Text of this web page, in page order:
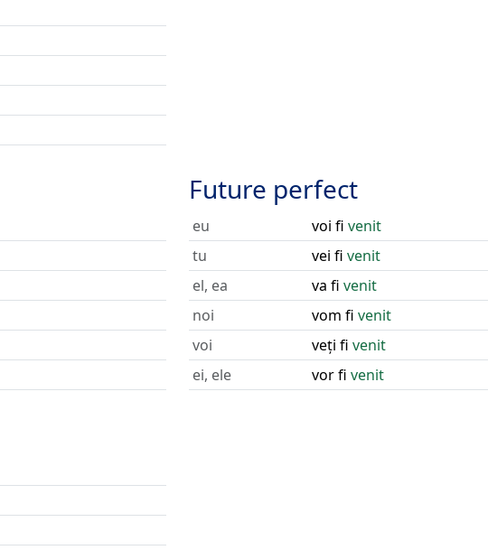
Future perfect
eu voi fi venit
tu
vei fi venit
el, ea
va fi venit
noi
vom fi venit
voi
veți fi venit
ei, ele
vor fi venit